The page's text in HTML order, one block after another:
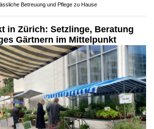
Betreuung und Pflege zu Hause
in Zürich: Setzlinge, Beratung
Gärtnern im Mittelpunkt